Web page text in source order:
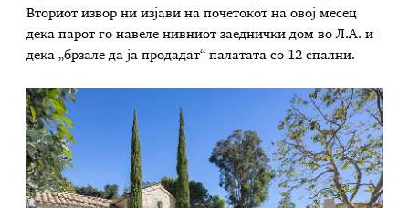
Вториот извор ни изјави на почетокот на овој месец
дека парот го навеле нивниот заеднички дом во Л.А. и
дека „брзале да ја продадат“ палатата со 12 спални.